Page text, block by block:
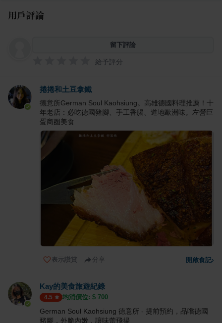
用戶評論
留下評論
給予評分
捲捲和土豆拿鐵
德意所German Soul Kaohsiung。高雄德國料理推薦！十
年老店：必吃德國豬腳、手工香腸、道地歐洲味。左營巨
蛋商圈美食
表示讚賞 分享 開啟食記›
Kay的美食旅遊紀錄
4.5 均消價位: $ 700
German Soul Kaohsiung 德意所 - 提前預約，品嚐德國
豬腳，外脆內嫩，讓味蕾飛揚